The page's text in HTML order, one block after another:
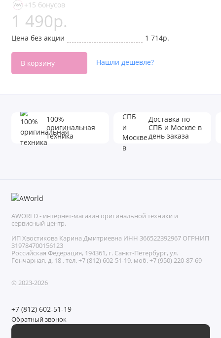
+15 бонусов
1 490р.
Цена без акции 1 714р.
В корзину Нашли дешевле?
100%
оригинальная
техника
Доставка по
СПБ и Москве в
день заказа
AWORLD - интернет-магазин оригинальной техники и
сервисный центр.
ИП Хвостикова Карина Дмитриевна ИНН 366522392967 ОГРНИП
319784700156123
Российская Федерация, 194361, г. Санкт-Петербург, ул.
Гончарная, д. 18 , тел. +7 (812) 602-51-19, моб. +7 (950) 220-87-69
© 2023-2026
+7 (812) 602-51-19
Обратный звонок